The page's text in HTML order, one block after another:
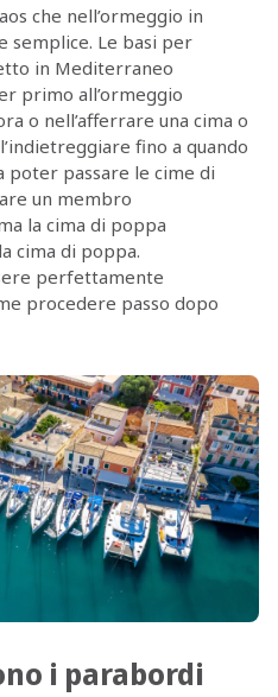
che nell’ormeggio in
semplice. Le basi per
in Mediterraneo
primo all’ormeggio
o nell’afferrare una cima o
fino a quando
poter passare le cime di
un membro
la cima di poppa
cima di poppa.
perfettamente
procedere passo dopo
i parabordi